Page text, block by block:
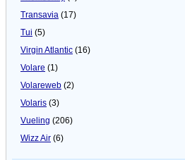
Transavia (17)
Tui (5)
Virgin Atlantic (16)
Volare (1)
Volareweb (2)
Volaris (3)
Vueling (206)
Wizz Air (6)